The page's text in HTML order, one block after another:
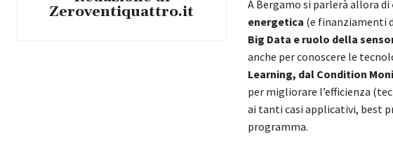
Zeroventiquattro.it
A Bergamo si parlerà allora di
energetica (e finanziamenti
Big Data e ruolo della
anche per conoscere le
Learning, dal Condition
per migliorare l’efficienza
ai tanti casi applicativi, best
programma.